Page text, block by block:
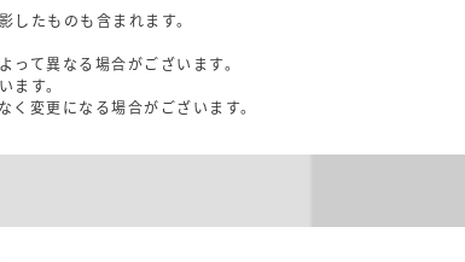
たものも含まれます。
て異なる場合がございます。
す。
変更になる場合がございます。